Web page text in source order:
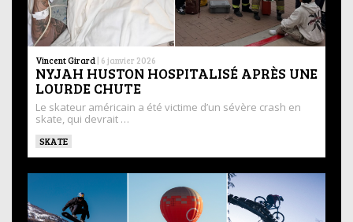
Vincent Girard | 6 janvier 2026
NYJAH HUSTON HOSPITALISÉ APRÈS UNE
LOURDE CHUTE
Le skateur américain a été victime d’un sévère crash en
skate, qui devrait …
SKATE